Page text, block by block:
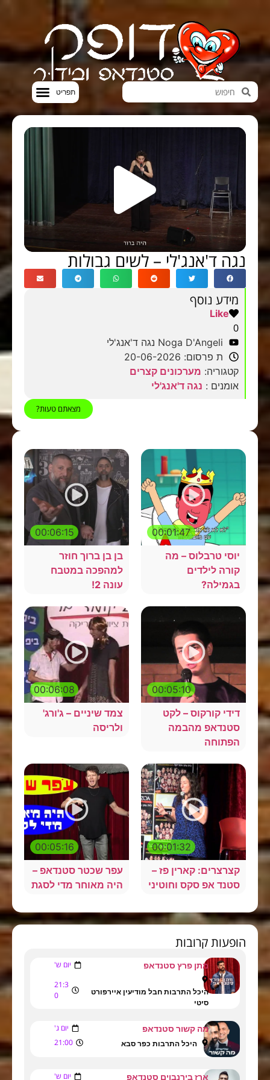
נגה ד'אנג'לי – לשים גבולות
מידע נוסף
Like
0
Noga D'Angeli נגה ד'אנג'לי
ת פרסום: 20-06-2026
קטגוריה: מערכונים קצרים
אומנים : נגה ד'אנג'לי
מצאתם טעות?
00:01:47
יוסי טרבלוס – מה
קורה לילדים
בגמילה?
00:06:15
בן בן ברוך חוזר
למהפכה במטבח
עונה 2!
00:05:10
דידי קורקוס – לקט
סטנדאפ מהבמה
הפתוחה
00:06:08
צמד שיניים – ג'ורג'
ולריסה
00:01:32
קצרצרים: קארין פז –
סטנד אפ סקס וחוטיני
00:05:16
עפר שכטר סטנדאפ –
היה מאוחר מדי לסגת
הופעות קרובות
מתן פרץ סטנדאפ יום ש'
היכל התרבות חבל מודיעין איירפורט
סיטי
21:3
0
מה קשור סטנדאפ יום ג'
היכל התרבות כפר סבא 21:00
ארז בירנבוים סטנדאפ יום ש'